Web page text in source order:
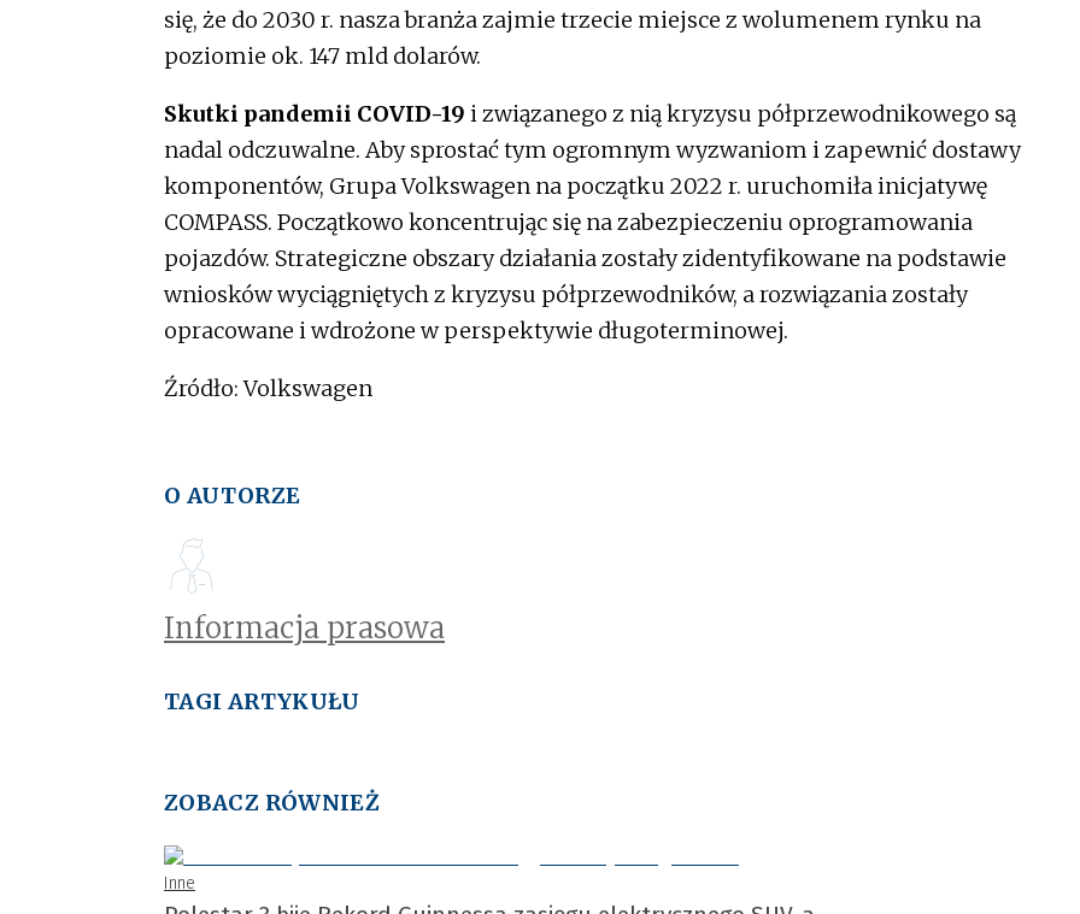
się, że do 2030 r. nasza branża zajmie trzecie miejsce z wolumenem rynku na
poziomie ok. 147 mld dolarów.
Skutki pandemii COVID-19 i związanego z nią kryzysu półprzewodnikowego są
nadal odczuwalne. Aby sprostać tym ogromnym wyzwaniom i zapewnić dostawy
komponentów, Grupa Volkswagen na początku 2022 r. uruchomiła inicjatywę
COMPASS. Początkowo koncentrując się na zabezpieczeniu oprogramowania
pojazdów. Strategiczne obszary działania zostały zidentyfikowane na podstawie
wniosków wyciągniętych z kryzysu półprzewodników, a rozwiązania zostały
opracowane i wdrożone w perspektywie długoterminowej.
Źródło: Volkswagen
O AUTORZE
Informacja prasowa
TAGI ARTYKUŁU
ZOBACZ RÓWNIEŻ
Inne